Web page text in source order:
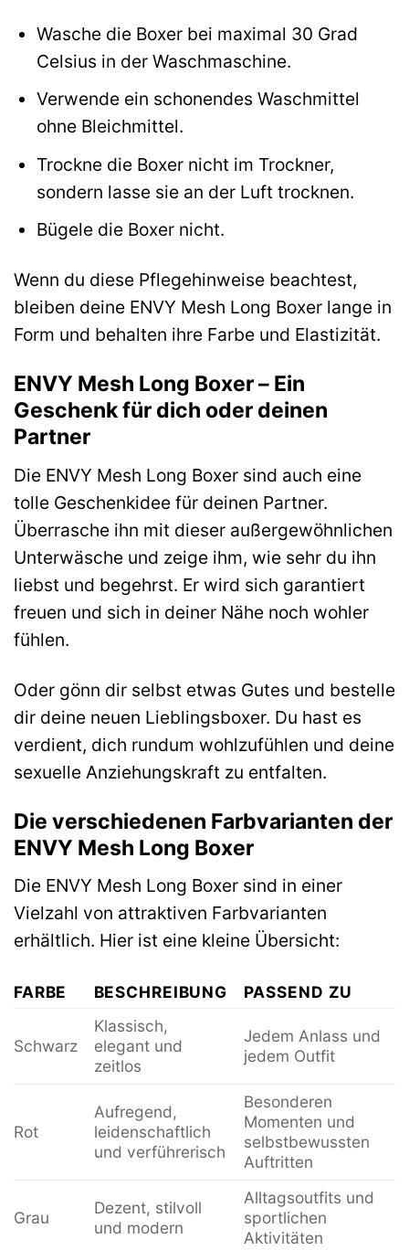
Wasche die Boxer bei maximal 30 Grad
Celsius in der Waschmaschine.
Verwende ein schonendes Waschmittel
ohne Bleichmittel.
Trockne die Boxer nicht im Trockner,
sondern lasse sie an der Luft trocknen.
Bügele die Boxer nicht.
Wenn du diese Pflegehinweise beachtest,
bleiben deine ENVY Mesh Long Boxer lange in
Form und behalten ihre Farbe und Elastizität.
ENVY Mesh Long Boxer – Ein
Geschenk für dich oder deinen
Partner
Die ENVY Mesh Long Boxer sind auch eine
tolle Geschenkidee für deinen Partner.
Überrasche ihn mit dieser außergewöhnlichen
Unterwäsche und zeige ihm, wie sehr du ihn
liebst und begehrst. Er wird sich garantiert
freuen und sich in deiner Nähe noch wohler
fühlen.
Oder gönn dir selbst etwas Gutes und bestelle
dir deine neuen Lieblingsboxer. Du hast es
verdient, dich rundum wohlzufühlen und deine
sexuelle Anziehungskraft zu entfalten.
Die verschiedenen Farbvarianten der
ENVY Mesh Long Boxer
Die ENVY Mesh Long Boxer sind in einer
Vielzahl von attraktiven Farbvarianten
erhältlich. Hier ist eine kleine Übersicht:
FARBE BESCHREIBUNG PASSEND ZU
Schwarz
Klassisch,
elegant und
zeitlos
Jedem Anlass und
jedem Outfit
Rot
Aufregend,
leidenschaftlich
und verführerisch
Besonderen
Momenten und
selbstbewussten
Auftritten
Grau
Dezent, stilvoll
und modern
Alltagsoutfits und
sportlichen
Aktivitäten